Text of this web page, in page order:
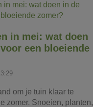
in mei: wat doen
een bloeiende
om je tuin klaar te
zomer. Snoeien, planten,